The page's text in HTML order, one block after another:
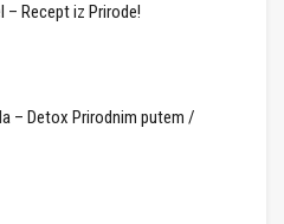
– Recept iz Prirode!
– Detox Prirodnim putem /